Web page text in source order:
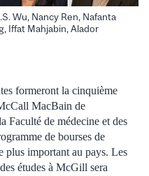
Wu, Nancy Ren, Nafanta
Iffat Mahjabin, Alador
formeront la cinquième
MacBain de
Faculté de médecine et des
de bourses de
plus important au pays. Les
études à McGill sera